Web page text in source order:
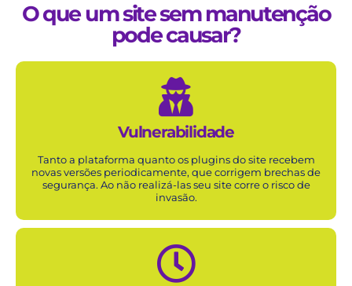
O que um site sem manutenção
pode causar?
Vulnerabilidade
Tanto a plataforma quanto os plugins do siterecebem
novas versões periodicamente, que corrigem brechas de
segurança. Ao não realizá-las seu sitecorre o risco de
invasão.